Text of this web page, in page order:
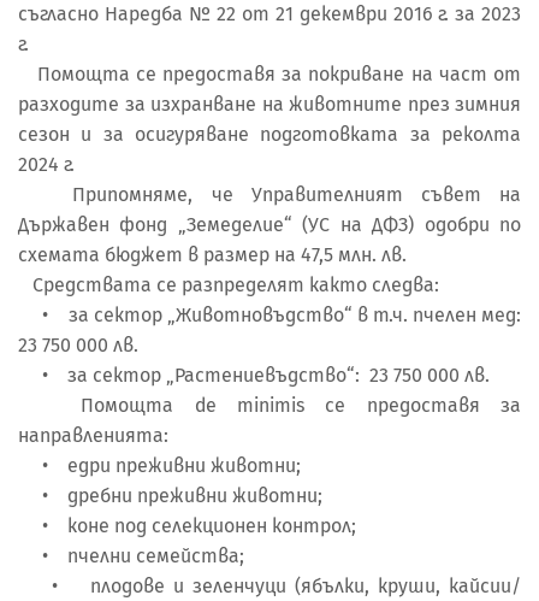
съгласно Наредба № 22 от 21 декември 2016 г. за 2023
г.
Помощта се предоставя за покриване на част от
разходите за изхранване на животните през зимния
сезон и за осигуряване подготовката за реколта
2024 г.
Припомняме, че Управителният съвет на
Държавен фонд „Земеделие“ (УС на ДФЗ) одобри по
схемата бюджет в размер на 47,5 млн. лв.
Средствата се разпределят както следва:
• за сектор „Животновъдство“ в т.ч. пчелен мед:
23 750 000 лв.
• за сектор „Растениевъдство“: 23 750 000 лв.
Помощта de minimis се предоставя за
направленията:
• едри преживни животни;
• дребни преживни животни;
• коне под селекционен контрол;
• пчелни семейства;
• плодове и зеленчуци (ябълки, круши, кайсии/